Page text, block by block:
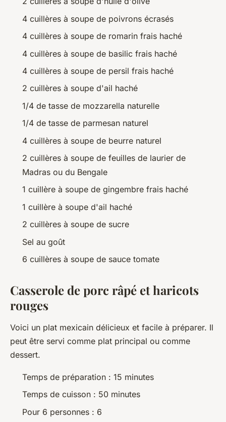
4 cuillères à soupe de poivrons écrasés
4 cuillères à soupe de romarin frais haché
4 cuillères à soupe de basilic frais haché
4 cuillères à soupe de persil frais haché
2 cuillères à soupe d'ail haché
1/4 de tasse de mozzarella naturelle
1/4 de tasse de parmesan naturel
4 cuillères à soupe de beurre naturel
2 cuillères à soupe de feuilles de laurier de
Madras ou du Bengale
1 cuillère à soupe de gingembre frais haché
1 cuillère à soupe d'ail haché
2 cuillères à soupe de sucre
Sel au goût
6 cuillères à soupe de sauce tomate
Casserole de porc râpé et haricots
rouges
Voici un plat mexicain délicieux et facile à préparer. Il
peut être servi comme plat principal ou comme
dessert.
Temps de préparation : 15 minutes
Temps de cuisson : 50 minutes
Pour 6 personnes : 6